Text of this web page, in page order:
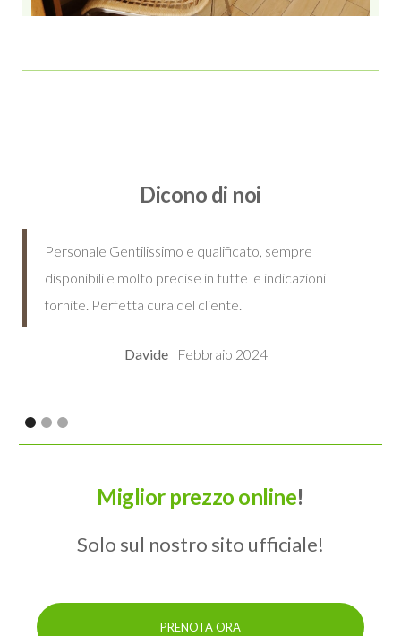
Dicono di noi
Personale Gentilissimo e qualificato, sempre
disponibili e molto precise in tutte le indicazioni
fornite. Perfetta cura del cliente.
Davide Febbraio 2024
Miglior prezzo online!
Solo sul nostro sito ufficiale!
PRENOTA ORA